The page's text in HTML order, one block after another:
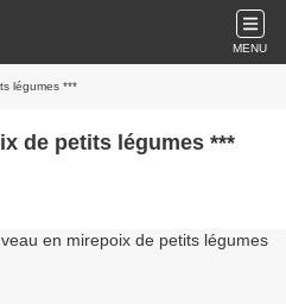
MENU
légumes ***
de petits légumes ***